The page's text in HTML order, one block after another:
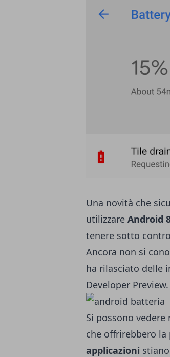
Una novità che
utilizzare Android
tenere sotto
Ancora non si
ha rilasciato delle
Developer Preview.
Si possono
che offrirebbero
applicazioni